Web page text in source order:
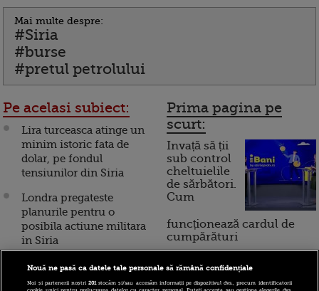
Mai multe despre:
#Siria
#burse
#pretul petrolului
Pe acelasi subiect:
Lira turceasca atinge un
minim istoric fata de
dolar, pe fondul
tensiunilor din Siria
Londra pregateste
planurile pentru o
posibila actiune militara
in Siria
Secretarul american de
stat: "Au fost folosite
Prima pagina pe
scurt:
Invață să ții
sub control
cheltuielile
de sărbători.
Cum
funcționează cardul de
cumpărături
Incont , site-ul Știrile Pro
Nouă ne pasă ca datele tale personale să rămână confidențiale
Noi și partenerii noștri201stocăm și/sau accesăm informații pe dispozitivul dvs., precum identificatorii